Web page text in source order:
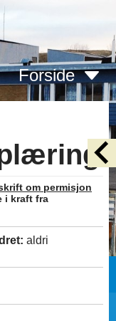
Forside
om permisjon
i kraft fra
aldri